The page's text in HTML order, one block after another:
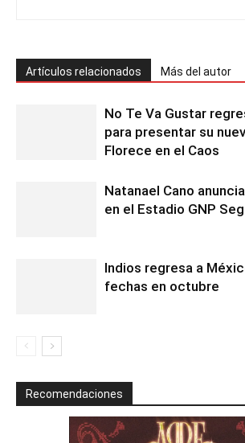
Artículos relacionados Más del autor
No Te Va Gustar
para presentar su
Florece en el Caos
Natanael Cano
en el Estadio GNP
Indios regresa a
fechas en octubre
Recomendaciones